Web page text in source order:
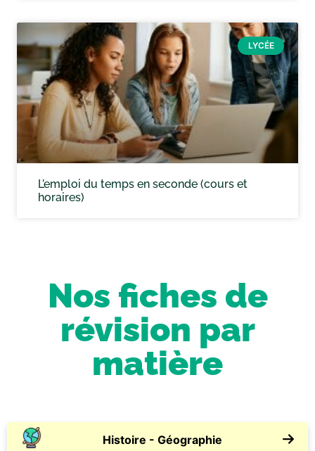
LYCÉE
L’emploi du temps en seconde (cours et
horaires)
Nos fiches de
révision par
matière
Histoire - Géographie